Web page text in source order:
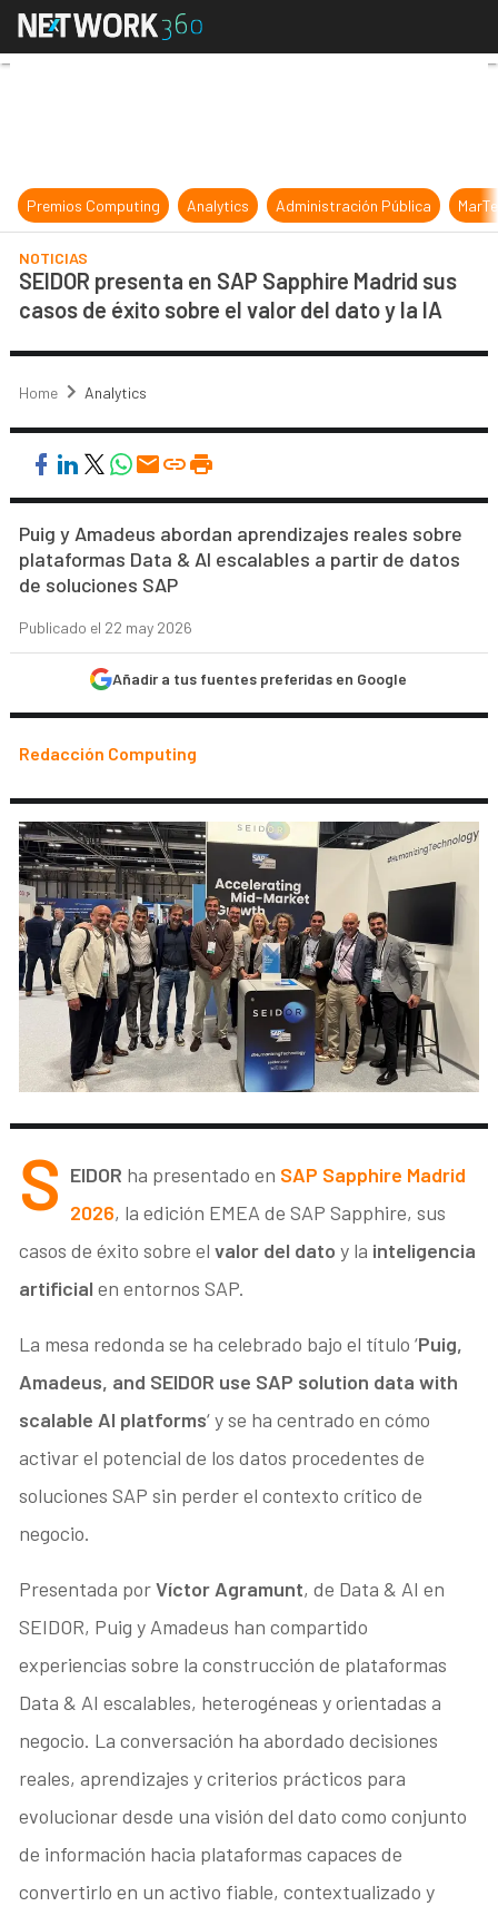
SEIDOR presenta en SAP
Premios Computing Analytics Administración Pública
NOTICIAS
SEIDOR presenta en SAP Sapphire Madrid sus
casos de éxito sobre el valor del dato y la IA
Home Analytics
Puig y Amadeus abordan aprendizajes reales sobre
plataformas Data & AI escalables a partir de datos
de soluciones SAP
Publicado el 22 may 2026
Añadir a tus fuentes preferidas en Google
Redacción Computing
S EIDOR ha presentado en SAP Sapphire Madrid
2026, la edición EMEA de SAP Sapphire, sus
casos de éxito sobre elvalor del dato y la inteligencia
artificial en entornos SAP.
La mesa redonda se ha celebrado bajo el título ‘Puig,
Amadeus, and SEIDOR use SAP solution data with
scalable AI platforms‘ y se ha centrado en cómo
activar el potencial de los datos procedentes de
soluciones SAP sin perder el contexto crítico de
negocio.
Presentada porVíctor Agramunt, de Data & AI en
SEIDOR, Puig y Amadeus han compartido
experiencias sobre la construcción de plataformas
Data & AI escalables, heterogéneas y orientadas a
negocio. La conversación ha abordado decisiones
reales, aprendizajes y criterios prácticos para
evolucionar desde una visión del dato como conjunto
de información hacia plataformas capaces de
convertirlo en un activo fiable, contextualizado y